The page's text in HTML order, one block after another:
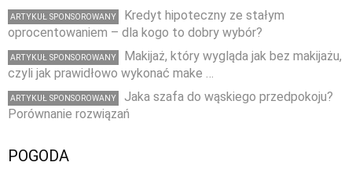
ARTYKUŁ SPONSOROWANY
Kredyt hipoteczny ze stałym
oprocentowaniem – dla kogo to dobry wybór?
ARTYKUŁ SPONSOROWANY
Makijaż, który wygląda jak bez makijażu,
czyli jak prawidłowo wykonać make …
ARTYKUŁ SPONSOROWANY
Jaka szafa do wąskiego przedpokoju?
Porównanie rozwiązań
POGODA